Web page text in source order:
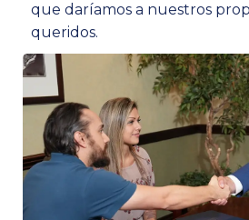
que daríamos a nuestros
queridos.